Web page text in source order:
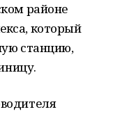
районе
который
станцию,